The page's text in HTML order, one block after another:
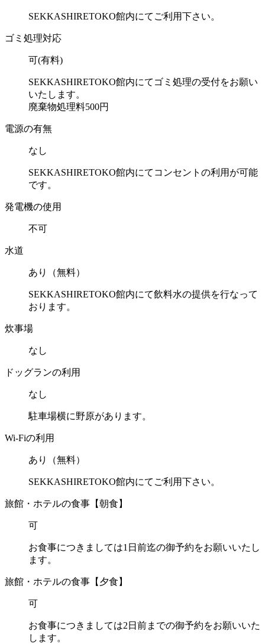
SEKKASHIRETOKO館内にてご利用下さい。
ゴミ処理対応
可(有料)
SEKKASHIRETOKO館内にてゴミ処理の受付をお願い
いたします。
廃棄物処理料500円
電源の有無
なし
SEKKASHIRETOKO館内にてコンセントの利用が可能
です。
発電機の使用
不可
水道
あり（無料）
SEKKASHIRETOKO館内にて飲料水の提供を行なって
おります。
炊事場
なし
ドッグランの利用
なし
駐車場横に野原があります。
Wi-Fiの利用
あり（無料）
SEKKASHIRETOKO館内にてご利用下さい。
旅館・ホテルの食事【朝食】
可
お食事につきましては1日前迄の御予約をお願いいたし
ます。
旅館・ホテルの食事【夕食】
可
お食事につきましては2日前までの御予約をお願いいた
します。